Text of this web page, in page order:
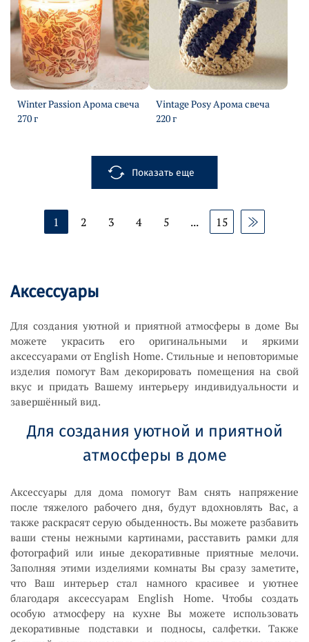
Winter Passion Арома свеча
270 г
Vintage Posy Арома свеча
220 г
Показать еще
1 2 3 4 5 ... 15
Аксессуары
Для создания уютной и приятной атмосферы в доме Вы
можете украсить его оригинальными и яркими
аксессуарами от English Home. Стильные и неповторимые
изделия помогут Вам декорировать помещения на свой
вкус и придать Вашему интерьеру индивидуальности и
завершённый вид.
Для создания уютной и приятной
атмосферы в доме
Аксессуары для дома помогут Вам снять напряжение
после тяжелого рабочего дня, будут вдохновлять Вас, а
также раскрасят серую обыденность. Вы можете разбавить
ваши стены нежными картинами, расставить рамки для
фотографий или иные декоративные приятные мелочи.
Заполняя этими изделиями комнаты Вы сразу заметите,
что Ваш интерьер стал намного красивее и уютнее
благодаря аксессуарам English Home. Чтобы создать
особую атмосферу на кухне Вы можете использовать
декоративные подставки и подносы, салфетки. Также